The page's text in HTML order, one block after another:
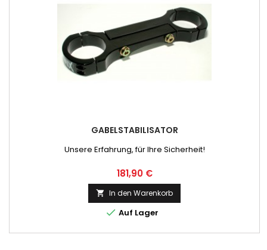
GABELSTABILISATOR
Unsere Erfahrung, für Ihre Sicherheit!
Preis
181,90 €
 In den Warenkorb
 Auf Lager